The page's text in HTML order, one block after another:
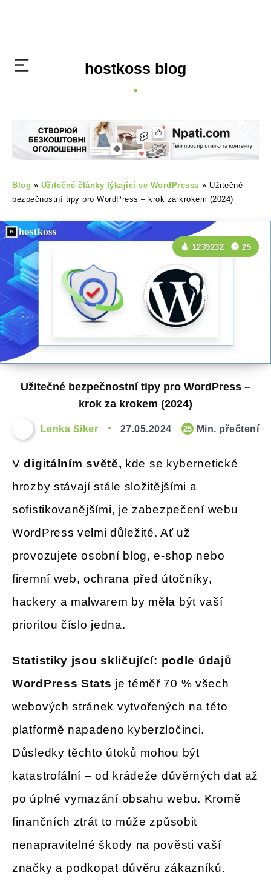
hostkoss blog
Blog » Užitečné články týkající se WordPressu » Užitečné
bezpečnostní tipy pro WordPress – krok za krokem (2024)
Užitečné bezpečnostní tipy pro WordPress –
krok za krokem (2024)
1239232 25
Lenka Siker 27.05.2024 25 Min. přečtení
Vdigitálním světě, kde se kybernetické
hrozby stávají stále složitějšími a
sofistikovanějšími, je zabezpečení webu
WordPress velmi důležité. Ať už
provozujete osobní blog, e-shop nebo
firemní web, ochrana před útočníky,
hackery a malwarem by měla být vaší
prioritou číslo jedna.
Statistiky jsou skličující: podle údajů
WordPress Stats je téměř 70 % všech
webových stránek vytvořených na této
platformě napadeno kyberzločinci.
Důsledky těchto útoků mohou být
katastrofální – od krádeže důvěrných dat až
po úplné vymazání obsahu webu. Kromě
finančních ztrát to může způsobit
nenapravitelné škody na pověsti vaší
značky a podkopat důvěru zákazníků.